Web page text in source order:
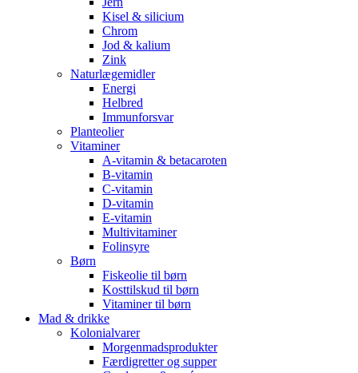
Kisel & silicium
Chrom
Jod & kalium
Zink
Naturlægemidler
Energi
Helbred
Immunforsvar
Planteolier
Vitaminer
A-vitamin & betacaroten
B-vitamin
C-vitamin
D-vitamin
E-vitamin
Multivitaminer
Folinsyre
Børn
Fiskeolie til børn
Kosttilskud til børn
Vitaminer til børn
Mad & drikke
Kolonialvarer
Morgenmadsprodukter
Færdigretter og supper